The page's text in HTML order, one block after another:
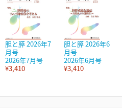
胆と膵 2026年7
月号
2026年7月号
¥3,410
胆と膵 2026年6
月号
2026年6月号
¥3,410